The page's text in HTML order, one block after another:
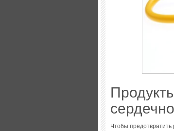
Чтобы предотвратить